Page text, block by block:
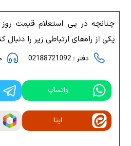
چنانچه در پی استعلام قیمت
یکی از راه‌های ارتباطی زیر را دنبال
دفتر : 02188721092
واتسآپ
ایتا